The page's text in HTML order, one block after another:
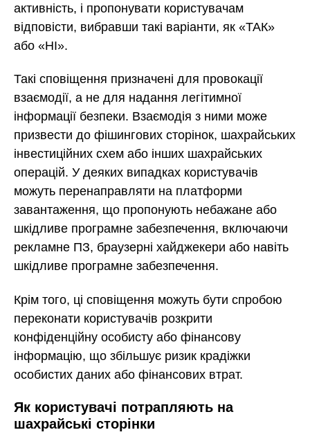
активність, і пропонувати користувачам
відповісти, вибравши такі варіанти, як «ТАК»
або «НІ».
Такі сповіщення призначені для провокації
взаємодії, а не для надання легітимної
інформації безпеки. Взаємодія з ними може
призвести до фішингових сторінок, шахрайських
інвестиційних схем або інших шахрайських
операцій. У деяких випадках користувачів
можуть перенаправляти на платформи
завантаження, що пропонують небажане або
шкідливе програмне забезпечення, включаючи
рекламне ПЗ, браузерні хайджекери або навіть
шкідливе програмне забезпечення.
Крім того, ці сповіщення можуть бути спробою
переконати користувачів розкрити
конфіденційну особисту або фінансову
інформацію, що збільшує ризик крадіжки
особистих даних або фінансових втрат.
Як користувачі потрапляють на
шахрайські сторінки